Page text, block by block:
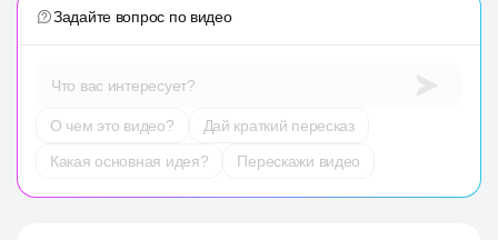
Задайте вопрос по видео
Что вас интересует?
О чем это видео?
Дай краткий пересказ
Какая основная идея?
Перескажи видео